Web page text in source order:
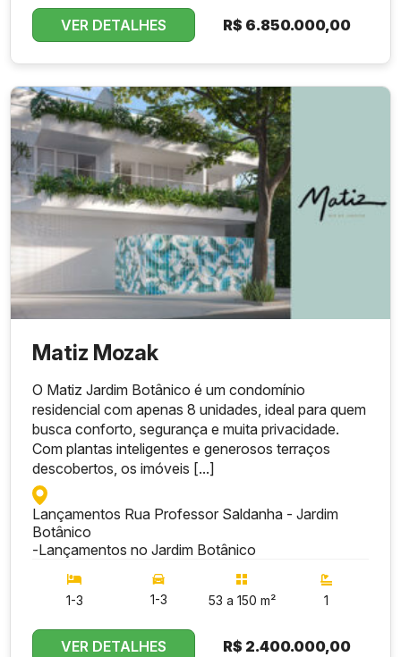
VER DETALHES R$ 6.850.000,00
Matiz Mozak
O Matiz Jardim Botânico é um condomínio
residencial com apenas 8 unidades, ideal para quem
busca conforto, segurança e muita privacidade.
Com plantas inteligentes e generosos terraços
descobertos, os imóveis [...]
Lançamentos Rua Professor Saldanha - Jardim
Botânico
-Lançamentos no Jardim Botânico
1-3 1-3 53 a 150 m² 1
VER DETALHES R$ 2.400.000,00